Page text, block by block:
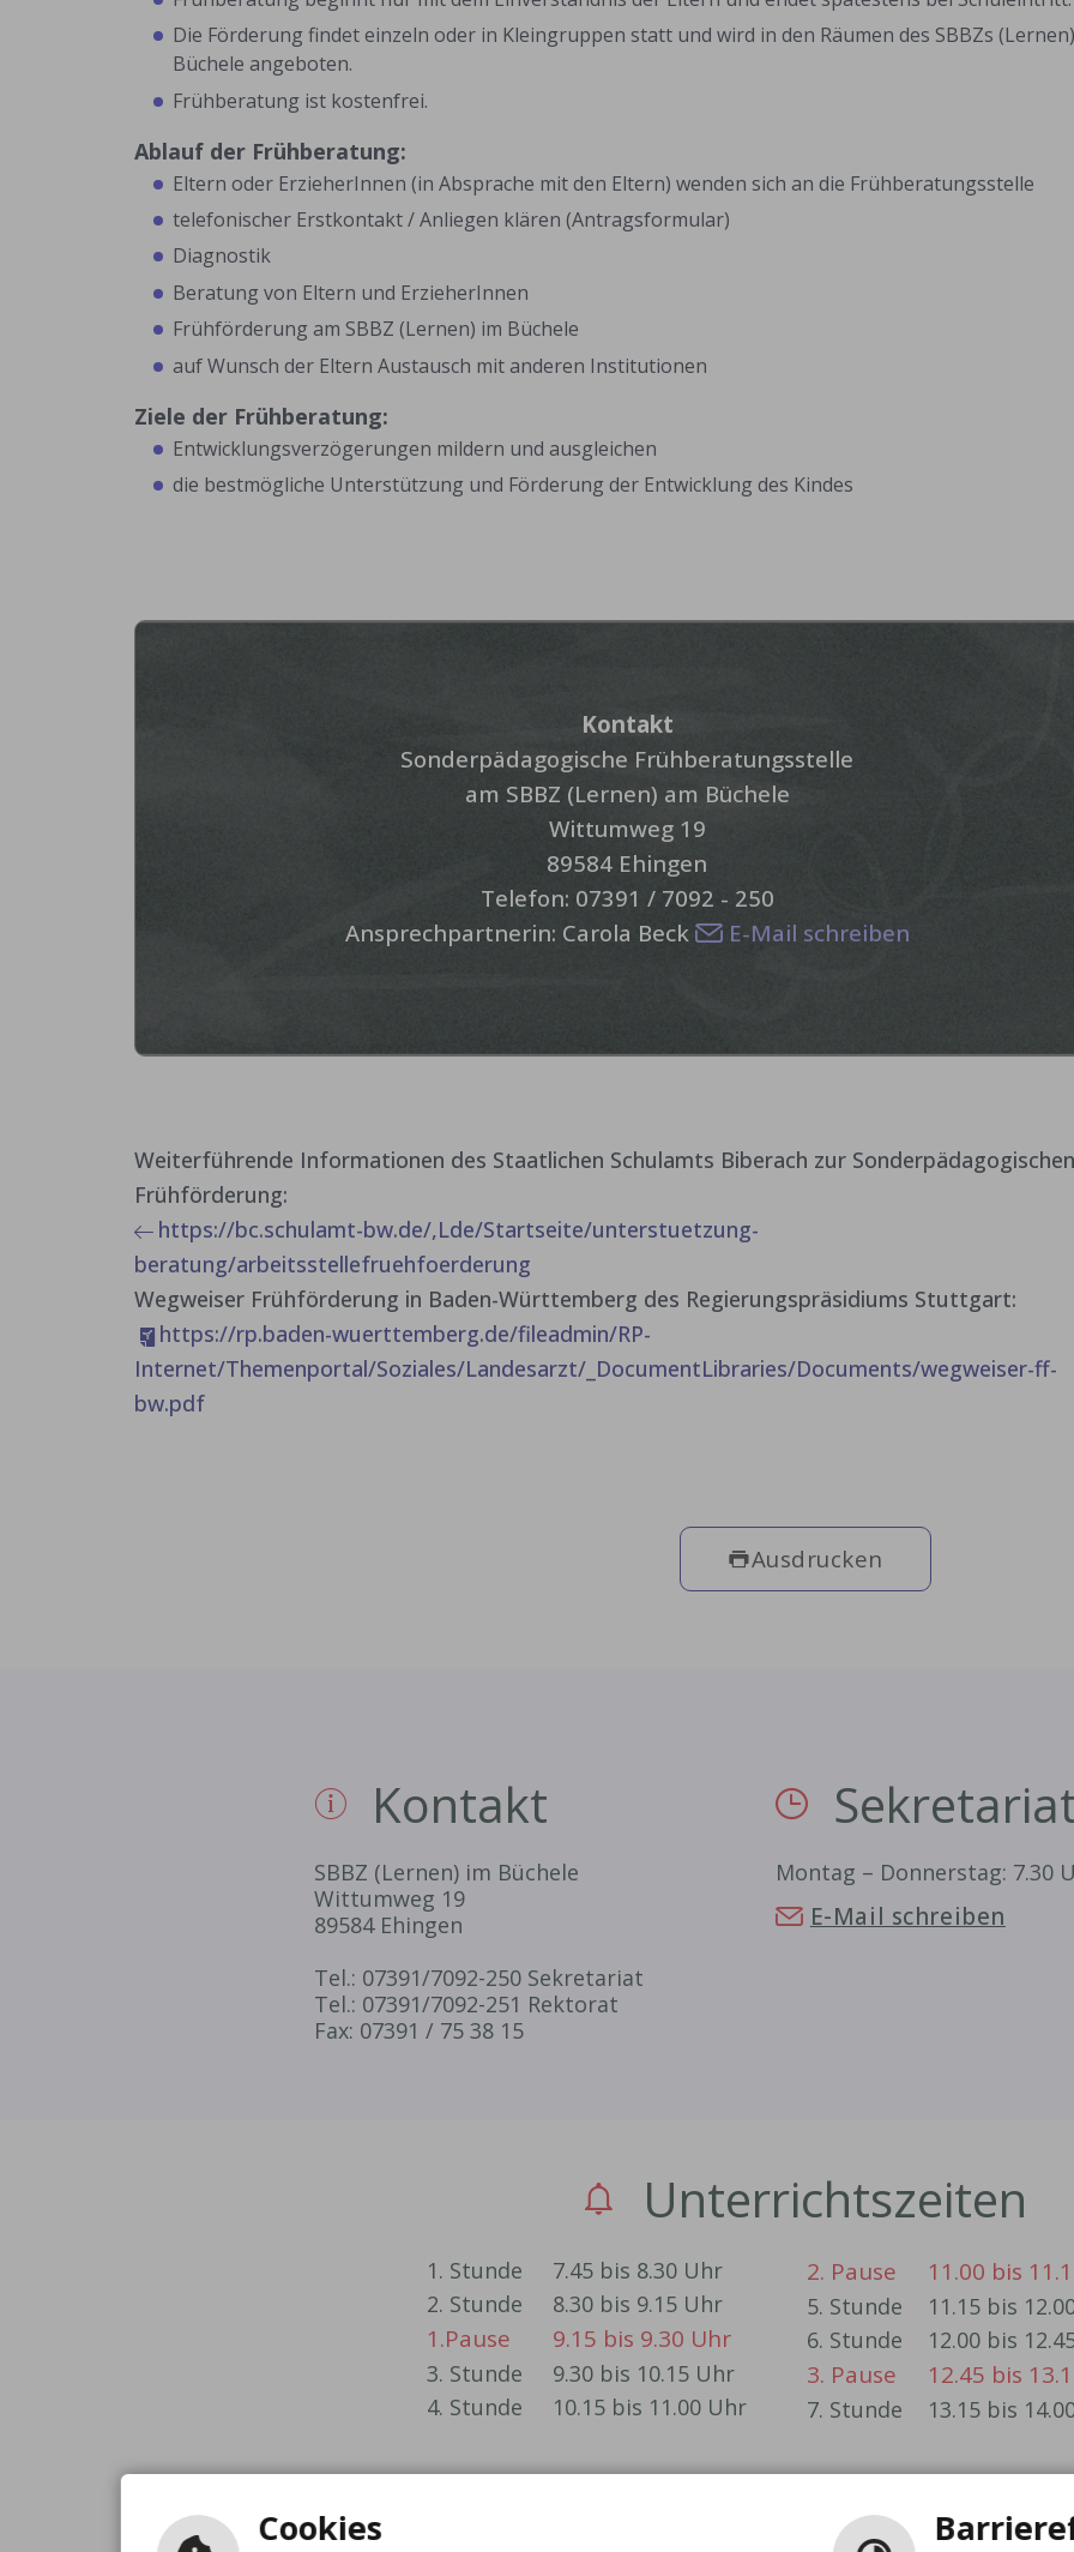
Die Förderung findet einzeln oder in Kleingruppen statt und wird in den Räumen des SBBZs
Büchele angeboten.
Frühberatung ist kostenfrei.
Ablauf der Frühberatung:
Eltern oder ErzieherInnen (in Absprache mit den Eltern) wenden sich an die Frühberatungsstelle
telefonischer Erstkontakt / Anliegen klären (Antragsformular)
Diagnostik
Beratung von Eltern und ErzieherInnen
Frühförderung am SBBZ (Lernen) im Büchele
auf Wunsch der Eltern Austausch mit anderen Institutionen
Ziele der Frühberatung:
Entwicklungsverzögerungen mildern und ausgleichen
die bestmögliche Unterstützung und Förderung der Entwicklung des Kindes
Kontakt
Sonderpädagogische Frühberatungsstelle
am SBBZ (Lernen) am Büchele
Wittumweg 19
89584 Ehingen
Telefon: 07391 / 7092 - 250
Ansprechpartnerin: Carola Beck
E-Mail schreiben
Weiterführende Informationen des Staatlichen Schulamts Biberach zur Sonderpädagogischen
Frühförderung:
https://bc.schulamt-bw.de/,Lde/Startseite/unterstuetzung-
beratung/arbeitsstellefruehfoerderung
Wegweiser Frühförderung in Baden-Württemberg des Regierungspräsidiums Stuttgart:
https://rp.baden-wuerttemberg.de/fileadmin/RP-
Internet/Themenportal/Soziales/Landesarzt/_DocumentLibraries/Documents/wegweiser-ff-
bw.pdf
Ausdrucken
Kontakt
SBBZ (Lernen) im Büchele
Wittumweg 19
89584 Ehingen
Tel.: 07391/7092-250 Sekretariat
Tel.: 07391/7092-251 Rektorat
Fax: 07391 / 75 38 15
Montag – Donnerstag: 7.30
E-Mail schreiben
Unterrichtszeiten
1. Stunde
7.45 bis 8.30 Uhr
2. Stunde
8.30 bis 9.15 Uhr
1.Pause 9.15 bis 9.30 Uhr
3. Stunde
9.30 bis 10.15 Uhr
4. Stunde
10.15 bis 11.00 Uhr
2. Pause 11.00 bis
5. Stunde
11.15 bis
6. Stunde
12.00 bis
3. Pause 12.45 bis
7. Stunde 13.15 bis
Schulferien 2025/2026
Cookies